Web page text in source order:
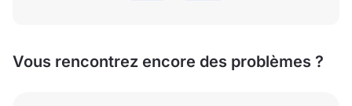
Vous rencontrez encore des problèmes ?